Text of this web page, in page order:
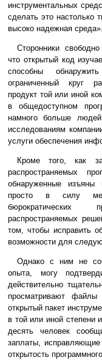
инструментальных
сделать это настолько
высоко надежная среда».
Сторонники
что открытый код
способны
ограниченный круг
продукт той или иной
в общедоступном
намного больше
исследованиям
услуги обеспечения
Кроме того, как
распространяемых
обнаруженные
просто в силу
бюрократических
распространяемых
том, чтобы исправить
возможности для
Однако с ним не
опыта, могу
действительно
просматривают
открытый пакет
в той или иной степени
десять человек
заплаты,
открытость